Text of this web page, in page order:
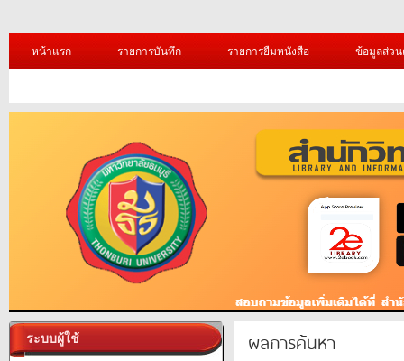
หน้าแรก รายการบันทึก รายการยืมหนังสือ ข้อมูลส่ว
ระบบผู้ใช้ ผลการค้นหา